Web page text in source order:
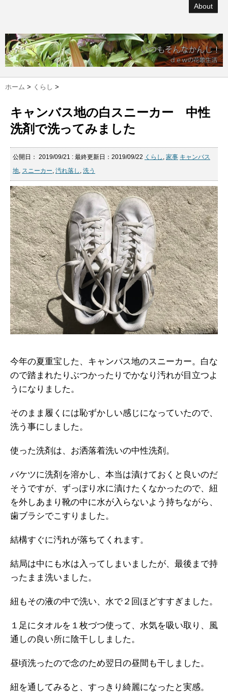
About
ホーム > くらし >
キャンバス地の白スニーカー 中性
洗剤で洗ってみました
公開日： 2019/09/21 : 最終更新日：2019/09/22 くらし , 家事 キャンバス
地, スニーカー, 汚れ落し , 洗う
今年の夏重宝した、キャンパス地のスニーカー。白な
ので踏まれたりぶつかったりでかなり汚れが目立つよ
うになりました。
そのまま履くには恥ずかしい感じになっていたので、
洗う事にしました。
使った洗剤は、お洒落着洗いの中性洗剤。
バケツに洗剤を溶かし、本当は漬けておくと良いのだ
そうですが、ずっぽり水に漬けたくなかったので、紐
を外しあまり靴の中に水が入らないよう持ちながら、
歯ブラシでこすりました。
結構すぐに汚れが落ちてくれます。
結局は中にも水は入ってしまいましたが、最後まで持
ったまま洗いました。
紐もその液の中で洗い、水で２回ほどすすぎました。
１足にタオルを１枚づつ使って、水気を吸い取り、風
通しの良い所に陰干ししました。
昼頃洗ったので念のため翌日の昼間も干しました。
紐を通してみると、すっきり綺麗になったと実感。